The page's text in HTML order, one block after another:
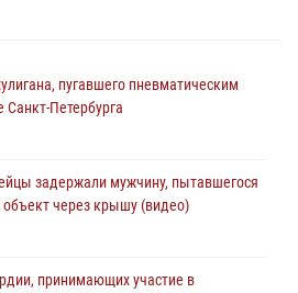
пугавшего пневматическим
Санкт-Петербурга
задержали мужчину, пытавшегося
через крышу (видео)
принимающих участие в